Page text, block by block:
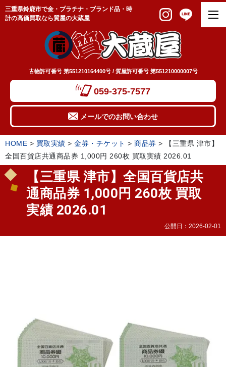
三重県鈴鹿市で金・プラチナ・ブランド品・時
計の高価買取なら質屋の大蔵屋
古物許可番号 第551210164400号 / 質屋許可番号 第551210000007号
059-375-7577
メールでのお問い合わせ
HOME > 買取実績 > 金券・チケット > 商品券 >
【三重県 津市】
全国百貨店共通商品券 1,000円 260枚 買取実績 2026.01
【三重県 津市】全国百貨店共
通商品券 1,000円 260枚 買取
実績 2026.01
公開日： 2026-02-01